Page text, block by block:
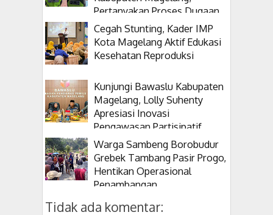
Pertanyakan Proses Dugaan
Korupsi Kepala Desanya
Cegah Stunting, Kader IMP
Kota Magelang Aktif Edukasi
Kesehatan Reproduksi
Kunjungi Bawaslu Kabupaten
Magelang, Lolly Suhenty
Apresiasi Inovasi
Pengawasan Partisipatif
Warga Sambeng Borobudur
Grebek Tambang Pasir Progo,
Hentikan Operasional
Penambangan
Tidak ada komentar: